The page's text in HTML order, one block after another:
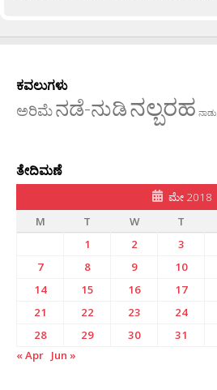
ಕವಲುಗಳು
ಅರಿಮೆನಡೆ-ನುಡಿನಲ್ಬರಹ ನಾಡು
ತೇದಿಮಣೆ
ಮೇ 2018
M
T W T
1
2 3
7
8 9 10
14
15 16 17
21
22 23 24
28
29 30
31
« Apr Jun »